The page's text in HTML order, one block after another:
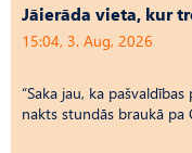
Jāierāda vieta, kur
15:04, 3. Aug, 2026
“Saka jau, ka
nakts stundās braukā pa